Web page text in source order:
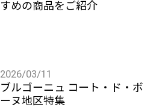
すめの商品をご紹介
2026/03/11
ブルゴーニュ コート・ド・ボ
ーヌ地区特集